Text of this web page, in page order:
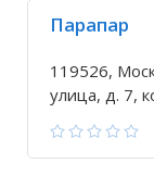
Парапар
119526,
улица, д. 7,